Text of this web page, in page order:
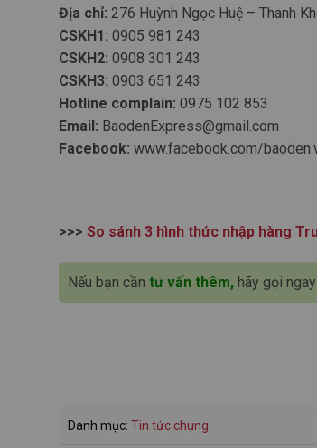
Địa chỉ: 276 Huỳnh Ngọc Huệ – Thanh
CSKH1: 0905 981 243
CSKH2: 0908 301 243
CSKH3: 0903 651 243
Hotline complain: 0975 102 853
Email: BaodenExpress@gmail.com
Facebook: www.facebook.com/
>>> So sánh 3 hình thức nhập hàng
Nếu bạn cần tư vấn thêm,hãy gọi
Danh mục: Tin tức chung